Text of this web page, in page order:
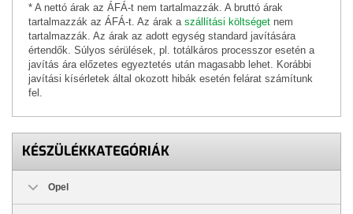
* A nettó árak az ÁFÁ-t nem tartalmazzák. A bruttó árak
tartalmazzák az ÁFÁ-t. Az árak a szállítási költséget nem
tartalmazzák. Az árak az adott egység standard javítására
értendők. Súlyos sérülések, pl. totálkáros processzor esetén a
javítás ára előzetes egyeztetés után magasabb lehet. Korábbi
javítási kísérletek által okozott hibák esetén felárat számítunk
fel.
KÉSZÜLÉKKATEGÓRIÁK
Opel